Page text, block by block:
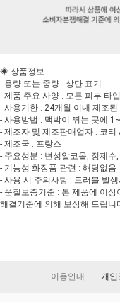
◈ 상품정보
- 용량 또는 중량 : 상단 표기
- 제품 주요 사양 : 모든 피부 타입
- 사용기한 : 24개월 이내 제조
- 사용방법 : 맥박이 뛰는 곳에
- 제조자 및 제조판매업자 : 코
- 제조국 : 프랑스
- 주요성분 : 변성알코올, 정제수,
- 기능성 화장품 관련 : 해당없음
- 사용 시 주의사항 : 트러블 발
- 품질보증기준 : 본 제품에 이
해결기준에 의해 보상해 드립니
이용안내 개인